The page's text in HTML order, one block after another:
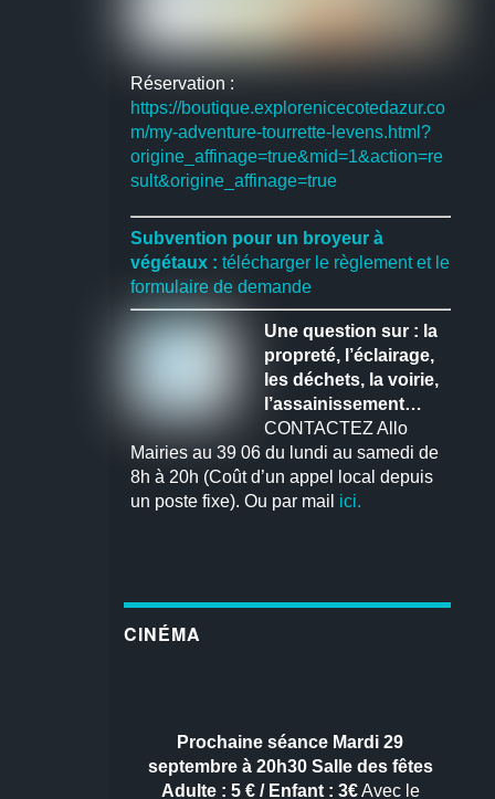
Réservation :
https://boutique.explorenicecotedazur.co
m/my-adventure-tourrette-levens.html?
origine_affinage=true&mid=1&action=re
sult&origine_affinage=true
Subvention pour un broyeur à
végétaux : télécharger le règlement et le
formulaire de demande
Une question sur : la
propreté, l’éclairage,
les déchets, la voirie,
l’assainissement…
CONTACTEZ Allo
Mairies au 39 06 du lundi au samedi de
8h à 20h (Coût d’un appel local depuis
un poste fixe). Ou par mail ici.
CINÉMA
Prochaine séance Mardi 29
septembre à 20h30 Salle des fêtes
Adulte : 5 € / Enfant : 3€Avec le